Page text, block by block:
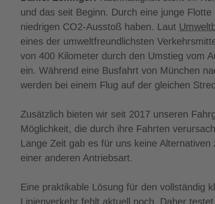
und das seit Beginn. Durch eine junge
niedrigen CO2-Ausstoß haben. Laut
eines der umweltfreundlichsten
von 400 Kilometer durch den Umstieg vom
ein. Während eine Busfahrt von München
werden bei einem Flug auf der gleichen
Zusätzlich bieten wir seit 2017 unseren
Möglichkeit, die durch ihre Fahrten
Lange Zeit gab es für uns keine
einer anderen Antriebsart.
Eine praktikable Lösung für den vollständig
Linienverkehr fehlt aktuell noch. Daher